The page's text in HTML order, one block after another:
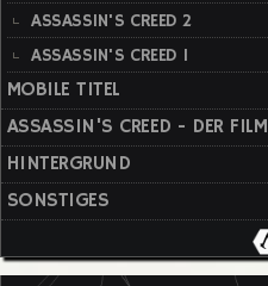
ASSASSIN'S CREED 2
ASSASSIN'S CREED 1
MOBILE TITEL
ASSASSIN'S CREED - DER FILM
HINTERGRUND
SONSTIGES